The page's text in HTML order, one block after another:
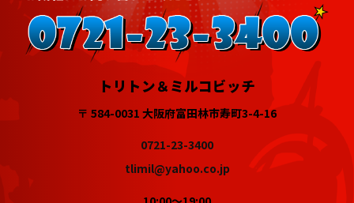
トリトン＆ミルコビッチ
〒 584-0031 大阪府富田林市寿町3-4-16
0721-23-3400
tlimil@yahoo.co.jp